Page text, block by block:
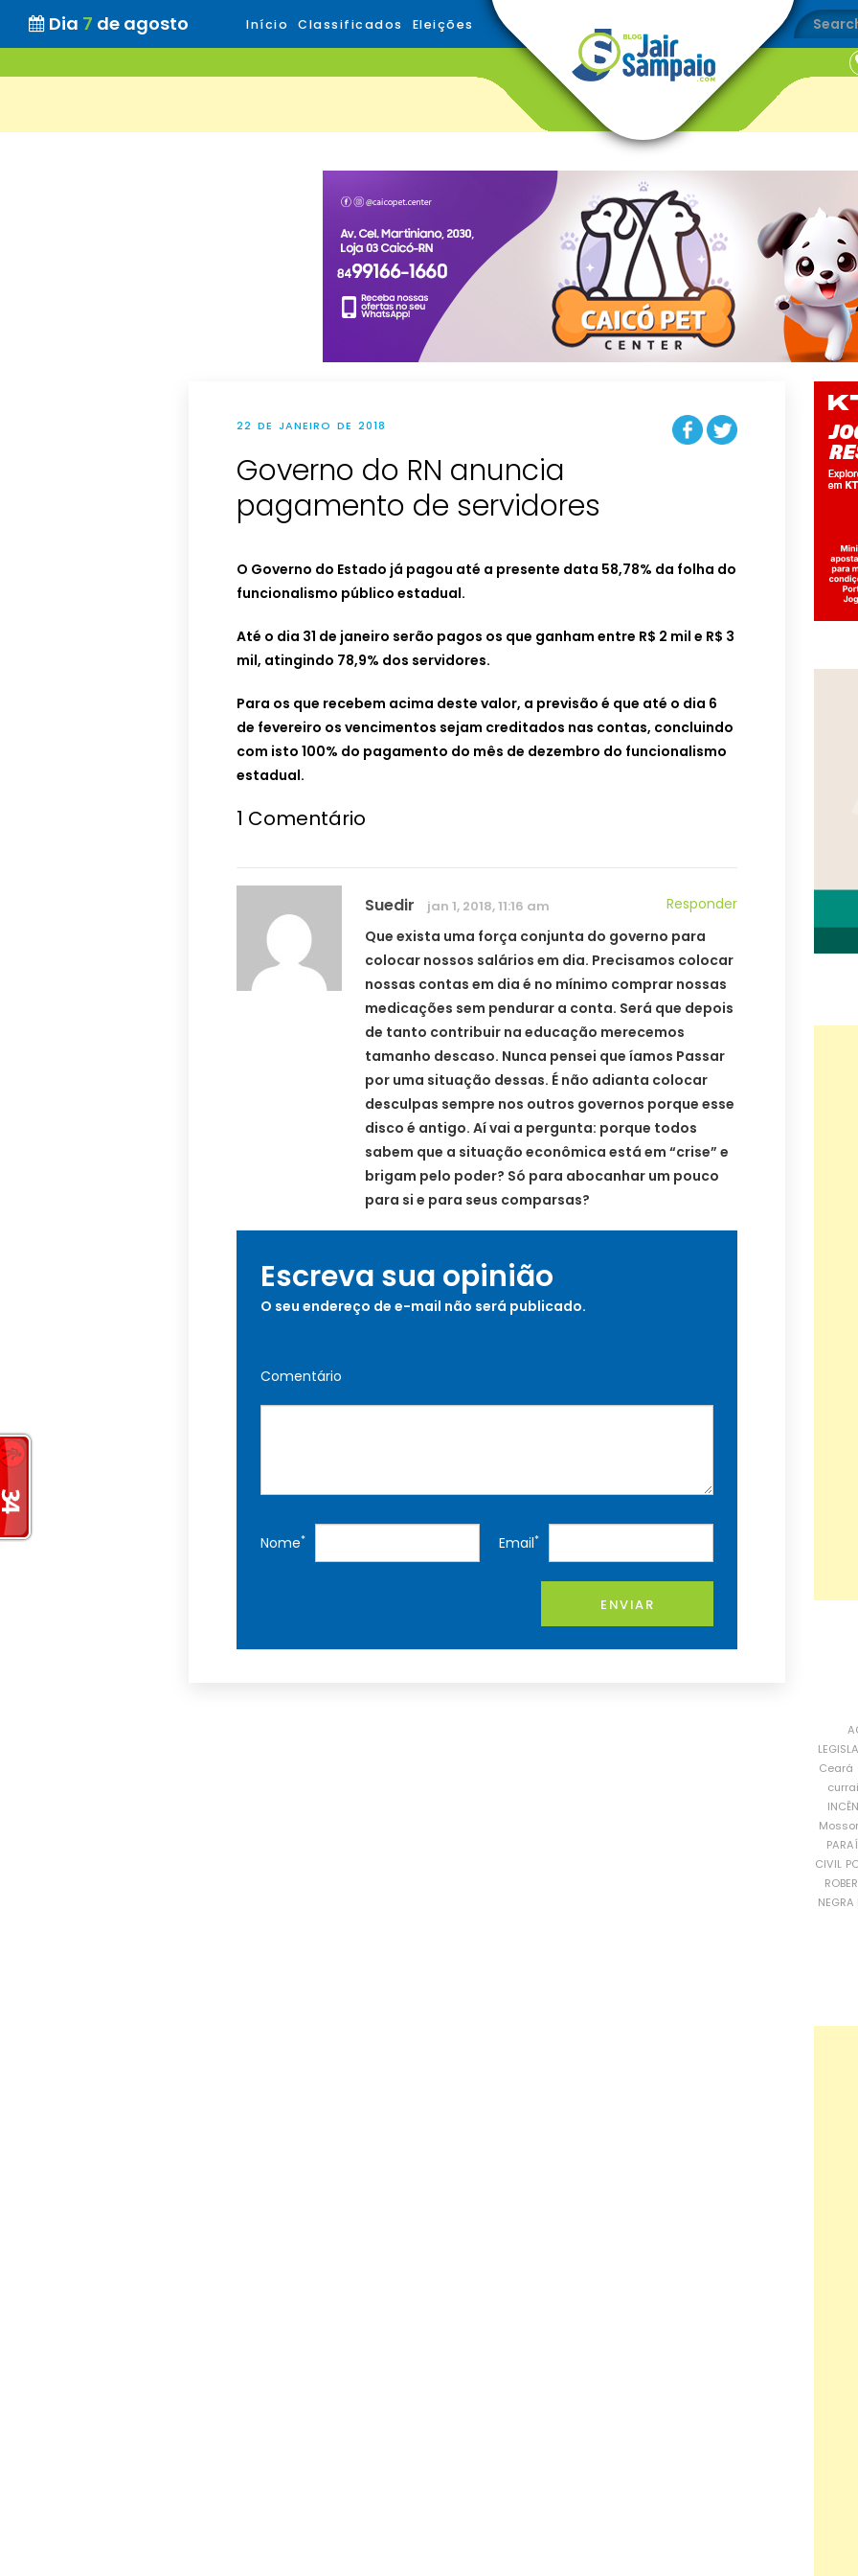
Dia 7 de agosto Início Classificados Eleições
22 DE JANEIRO DE 2018
Governo do RN anuncia
pagamento de servidores
O Governo do Estado já pagou até a presente data 58,78% da folha do
funcionalismo público estadual.
Até o dia 31 de janeiro serão pagos os que ganham entre R$ 2 mil e R$ 3
mil, atingindo 78,9% dos servidores.
Para os que recebem acima deste valor, a previsão é que até o dia 6
de fevereiro os vencimentos sejam creditados nas contas, concluindo
com isto 100% do pagamento do mês de dezembro do funcionalismo
estadual.
1 Comentário
Suedir jan 1, 2018, 11:16 am
Responder
Que exista uma força conjunta do governo para
colocar nossos salários em dia. Precisamos colocar
nossas contas em dia é no mínimo comprar nossas
medicações sem pendurar a conta. Será que depois
de tanto contribuir na educação merecemos
tamanho descaso. Nunca pensei que íamos Passar
por uma situação dessas. É não adianta colocar
desculpas sempre nos outros governos porque esse
disco é antigo. Aí vai a pergunta: porque todos
sabem que a situação econômica está em “crise” e
brigam pelo poder? Só para abocanhar um pouco
para si e para seus comparsas?
Escreva sua opinião
O seu endereço de e-mail não será publicado.
Comentário
Nome* Email*
ENVIAR
Ceará
CIVIL
NEGRA